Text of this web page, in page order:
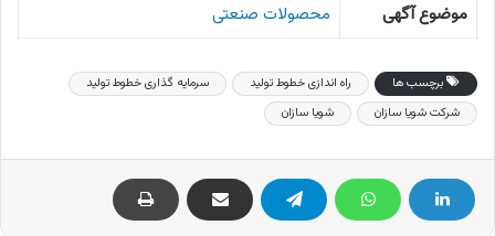
موضوع آگهی
محصولات صنعتی
برچسب ها راه اندازی خطوط تولید
سرمایه گذاری خطوط تولید
شرکت شویا سازان
شویا سازان